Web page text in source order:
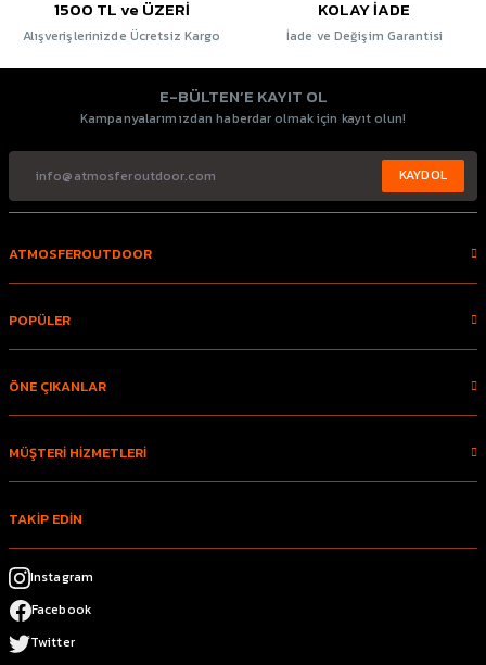
1500 TL ve ÜZERİ
Alışverişlerinizde Ücretsiz Kargo
KOLAY İADE
İade ve Değişim Garantisi
E-BÜLTEN’E KAYIT OL
Kampanyalarımızdan haberdar olmak için kayıt olun!
KAYDOL
ATMOSFEROUTDOOR
POPÜLER
ÖNE ÇIKANLAR
MÜŞTERİ HİZMETLERİ
TAKİP EDİN
Instagram
Facebook
Twitter